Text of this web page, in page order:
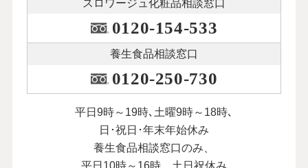
スロワージュ化粧品相談窓口
0120-154-533
養生食品相談窓口
0120-250-730
平日9時～19時､土曜9時～18時､
日･祝日･年末年始休み
養生食品相談窓口のみ、